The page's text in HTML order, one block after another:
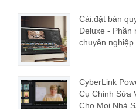
Cài.đặt bản
Deluxe - Phần
chuyên nghiệp.
CyberLink
Cụ Chỉnh Sửa
Cho Mọi Nhà